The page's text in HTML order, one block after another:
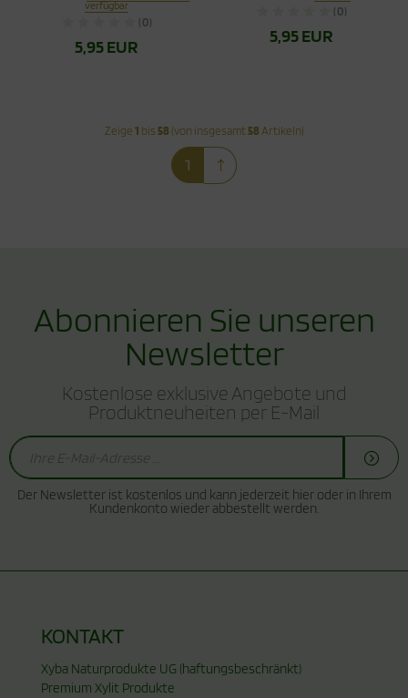
verfügbar
(0)
5,95 EUR
(0)
5,95 EUR
Zeige 1 bis 58 (von insgesamt58 Artikeln)
1
Abonnieren Sie unseren
Newsletter
Kostenlose exklusive Angebote und
Produktneuheiten per E-Mail
Der Newsletter ist kostenlos und kann jederzeit hier oder in Ihrem
Kundenkonto wieder abbestellt werden.
KONTAKT
Xyba Naturprodukte UG (haftungsbeschränkt)
Premium Xylit Produkte